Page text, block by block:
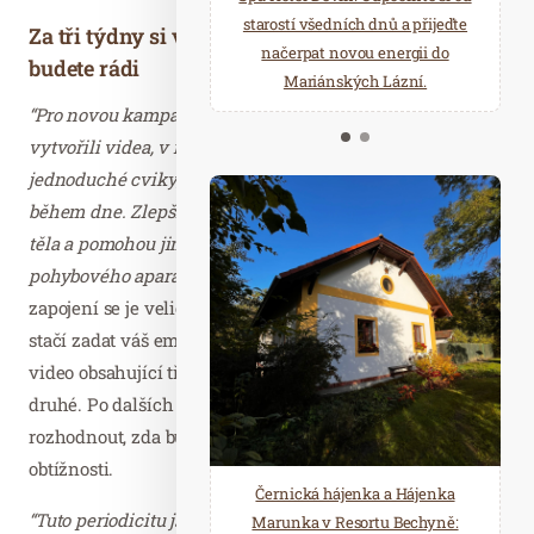
Za tři týdny si vytvoříte pozitivní návyk a cvičit
budete rádi
“Pro novou kampaň Dej tomu 3 minuty denně jsme
vytvořili videa, v nichž zájemci najdou vždy tři
jednoduché cviky, které mohou dělat kdekoliv a kdykoliv
během dne. Zlepší si tak své pohybové návyky, držení
těla a pomohou jim odstranit případnou stávající bolest
pohybového aparátu,”
upřesňuje Hana Toufarová s tím, že
zapojení se je velice jednoduché – nawww.rucevtyl.cz
stačí zadat váš email a na ten vám pak zdarma přijde
video obsahující tři cviky a za další tři týdny dorazí ještě i
druhé. Po dalších třech týdnech se pak můžete
rozhodnout, zda budete chtít navázat cviky vyšší
obtížnosti.
“Tuto periodicitu jsme vybrali záměrně – pokud člověk
starostí všedních dnů a přijeďte
načerpat novou energii do
Mariánských Lázní.
relaxace v oáze klidu a pohody.
Několik druhů saun a různé
možnosti ochlazení.
Černická hájenka a Hájenka
Marunka v Resortu Bechyně: